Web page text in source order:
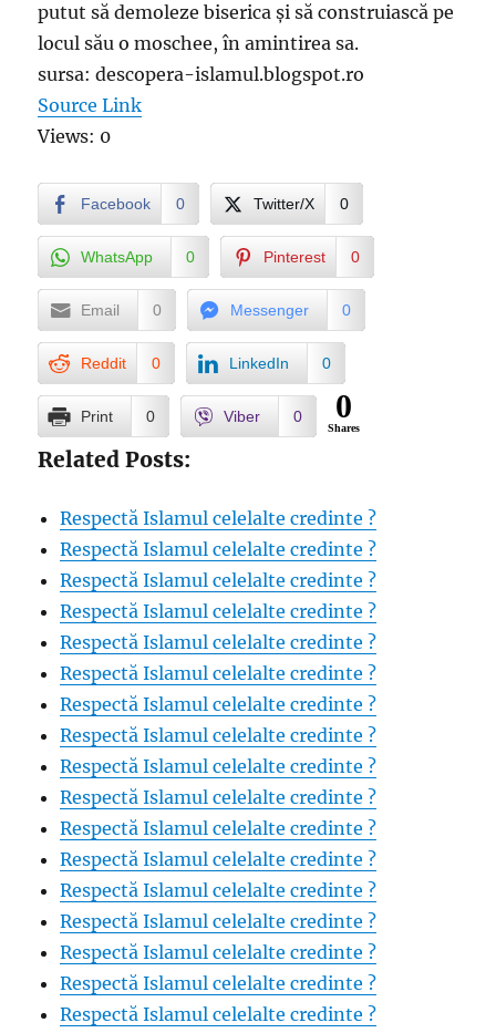
putut să demoleze biserica și să construiască pe
locul său o moschee, în amintirea sa.
sursa: descopera-islamul.blogspot.ro
Source Link
Views: 0
Facebook 0 Twitter/X 0
WhatsApp 0 Pinterest 0
Email 0 Messenger 0
Reddit 0 LinkedIn 0
Print 0 Viber 0 0
Shares
Related Posts:
Respectă Islamul celelalte credinte ?
Respectă Islamul celelalte credinte ?
Respectă Islamul celelalte credinte ?
Respectă Islamul celelalte credinte ?
Respectă Islamul celelalte credinte ?
Respectă Islamul celelalte credinte ?
Respectă Islamul celelalte credinte ?
Respectă Islamul celelalte credinte ?
Respectă Islamul celelalte credinte ?
Respectă Islamul celelalte credinte ?
Respectă Islamul celelalte credinte ?
Respectă Islamul celelalte credinte ?
Respectă Islamul celelalte credinte ?
Respectă Islamul celelalte credinte ?
Respectă Islamul celelalte credinte ?
Respectă Islamul celelalte credinte ?
Respectă Islamul celelalte credinte ?